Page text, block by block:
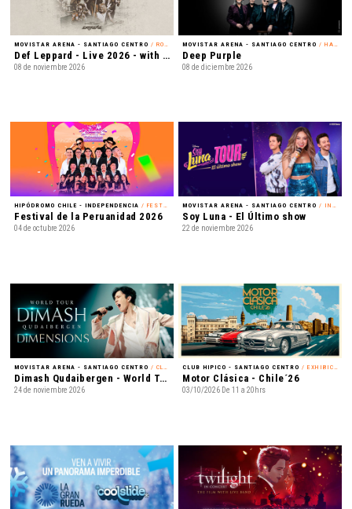
MOVISTAR ARENA - SANTIAGO CENTRO / ROCK
Def Leppard - Live 2026 - with Special Guest Extreme
08 de noviembre 2026
MOVISTAR ARENA - SANTIAGO CENTRO / HARD ROCK
Deep Purple
08 de diciembre 2026
HIPÓDROMO CHILE - INDEPENDENCIA / FESTIVAL
Festival de la Peruanidad 2026
04 de octubre 2026
MOVISTAR ARENA - SANTIAGO CENTRO / INFANTIL
Soy Luna - El Último show
22 de noviembre 2026
MOVISTAR ARENA - SANTIAGO CENTRO / CLASSICAL CROSSOVER
Dimash Qudaibergen - World Tour: Dimensions
24 de noviembre 2026
CLUB HIPICO - SANTIAGO CENTRO / EXHIBICIÓN
Motor Clásica - Chile´26
03/10/2026 De 11 a 20hrs